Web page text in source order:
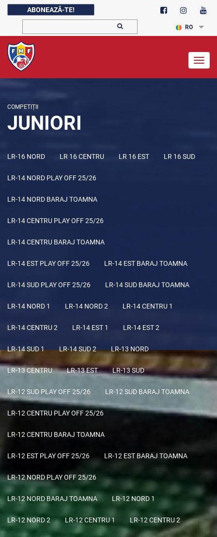
ABONEAZĂ-TE!
RO
COMPETIȚII
JUNIORI
LR-16 NORD LR 16 CENTRU LR 16 EST LR 16 SUD
LR-14 NORD PLAY OFF 25/26
LR-14 NORD BARAJ TOAMNA
LR-14 CENTRU PLAY OFF 25/26
LR-14 CENTRU BARAJ TOAMNA
LR-14 EST PLAY OFF 25/26 LR-14 EST BARAJ TOAMNA
LR-14 SUD PLAY OFF 25/26 LR-14 SUD BARAJ TOAMNA
LR-14 NORD 1 LR-14 NORD 2 LR-14 CENTRU 1
LR-14 CENTRU 2 LR-14 EST 1 LR-14 EST 2
LR-14 SUD 1 LR-14 SUD 2 LR-13 NORD
LR-13 CENTRU LR-13 EST LR-13 SUD
LR-12 SUD PLAY OFF 25/26 LR-12 SUD BARAJ TOAMNA
LR-12 CENTRU PLAY OFF 25/26
LR-12 CENTRU BARAJ TOAMNA
LR-12 EST PLAY OFF 25/26 LR-12 EST BARAJ TOAMNA
LR-12 NORD PLAY OFF 25/26
LR-12 NORD BARAJ TOAMNA LR-12 NORD 1
LR-12 NORD 2 LR-12 CENTRU 1 LR-12 CENTRU 2